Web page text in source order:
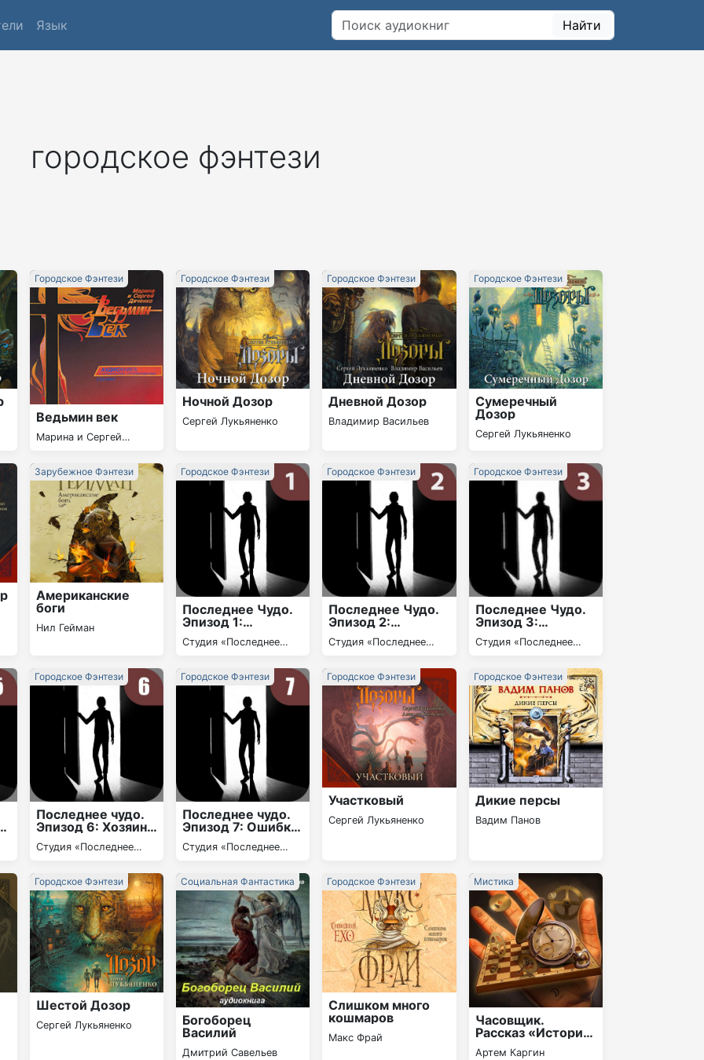
Язык Найти
городское фэнтези
Ведьмин век
Марина и Сергей
Городское Фэнтези
Ночной Дозор
Сергей Лукьяненко
Городское Фэнтези
Дневной Дозор
Владимир Васильев
Городское Фэнтези
Сумеречный
Дозор
Сергей Лукьяненко
Городское Фэнтези
Американские
боги
Нил Гейман
Зарубежное Фэнтези
Последнее Чудо.
Эпизод 1:
Путешествие в
трущобах
Студия «Последнее
Городское Фэнтези
Последнее Чудо.
Эпизод 2:
Необычная семья
Студия «Последнее
Городское Фэнтези
Последнее Чудо.
Эпизод 3:
Несчастная мать.
Осада.
розыск
Студия «Последнее
Городское Фэнтези
Последнее чудо.
Эпизод 6: Хозяин
одинокого дома.
Слухи. Горько!
Студия «Последнее
Городское Фэнтези
Последнее чудо.
Эпизод 7: Ошибка
Оли. Сережа вне
игры. Вика и боль.
Студия «Последнее
Городское Фэнтези
Участковый
Сергей Лукьяненко
Городское Фэнтези
Дикие персы
Вадим Панов
Городское Фэнтези
Шестой Дозор
Сергей Лукьяненко
Городское Фэнтези
Богоборец
Василий
Дмитрий Савельев
Социальная Фантастика
Слишком много
кошмаров
Макс Фрай
Городское Фэнтези
Часовщик.
Рассказ «История
второго шанса»
Артем Каргин
Мистика